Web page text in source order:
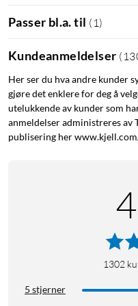
2300 W. Forbruket pleier å
etikett på apparatet.
Viktig!Det er forskjell på
belastning og induktiv
belastningen dette
produkter som bruker
belysningsprodukter.
(2300 W). Eksempel på
denne grensen
gå i stykker og slutter å
Fjernstrømbryterne er små
derfor brukes i de fleste
Passer bl.a. til ( 1 )
Kundeanmeldelser (
Her ser du hva andre kunder
gjøre det enklere for deg å
utelukkende av kunder som
anmeldelser administreres av
publisering her
1302
5 stjerner